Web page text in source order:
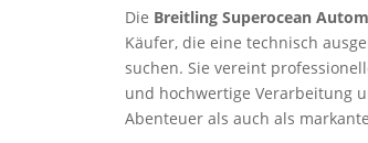
Die Breitling Superocean
Käufer, die eine technisch
suchen. Sie vereint
und hochwertige Verarbeitung
Abenteuer als auch als